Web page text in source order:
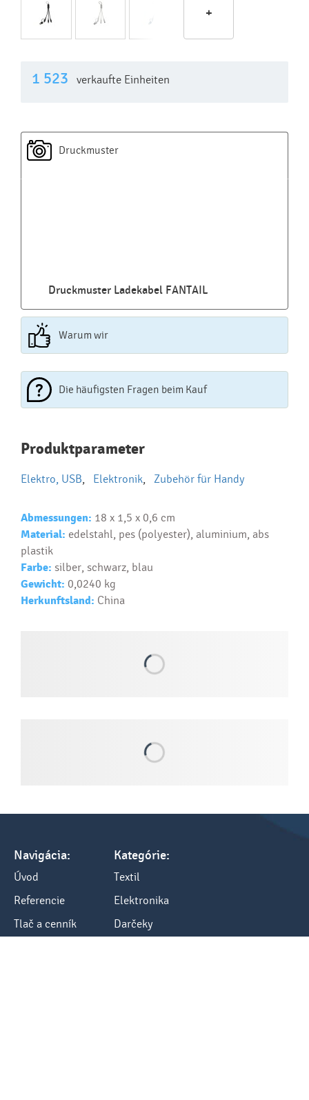
+
1 523 verkaufte Einheiten
Druckmuster
Druckmuster Ladekabel FANTAIL
Warum wir
Die häufigsten Fragen beim Kauf
Najčastejšie otázky pri nákupe
reklamných predmetov
Ako realizujete potlač na reklamné premedy?
Ako si vybrať správny predmet?
Text...
Produktparameter
Elektro, USB, Elektronik, Zubehör für Handy
Abmessungen: 18 x 1,5 x 0,6 cm
Material: edelstahl, pes (polyester), aluminium, abs
plastik
Farbe: silber, schwarz, blau
Gewicht: 0,0240 kg
Herkunftsland: China
Navigácia:
Úvod
Referencie
Tlač a cenník
Kategórie:
Textil
Elektronika
Darčeky